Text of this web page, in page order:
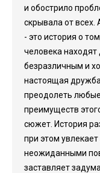
и обострило
скрывала от
- это история о
человека находят
безразличным и
настоящая
преодолеть
преимуществ
сюжет. История
при этом
неожиданными
заставляет